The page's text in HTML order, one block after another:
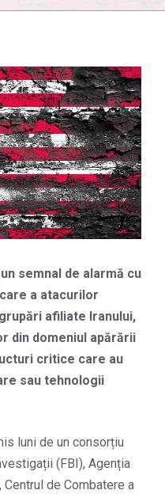
semnal de alarmă cu
a atacurilor
afiliate Iranului,
din domeniul apărării
critice care au
sau tehnologii
luni de un consorțiu
(FBI), Agenția
Centrul de Combatere a